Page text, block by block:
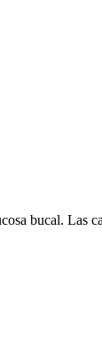
bucal. Las